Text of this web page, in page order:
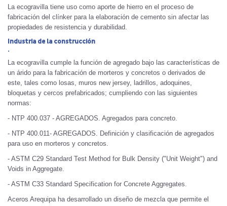
La ecogravilla tiene uso como aporte de hierro en el proceso de
fabricación del clínker para la elaboración de cemento sin afectar las
propiedades de resistencia y durabilidad.
Industria de la construcción
.
La ecogravilla cumple la función de agregado bajo las características de
un árido para la fabricación de morteros y concretos o derivados de
este, tales como losas, muros new jersey, ladrillos, adoquines,
bloquetas y cercos prefabricados; cumpliendo con las siguientes
normas:
- NTP 400.037 - AGREGADOS. Agregados para concreto.
- NTP 400.011- AGREGADOS. Definición y clasificación de agregados
para uso en morteros y concretos.
- ASTM C29 Standard Test Method for Bulk Density ("Unit Weight") and
Voids in Aggregate.
- ASTM C33 Standard Specification for Concrete Aggregates.
Aceros Arequipa ha desarrollado un diseño de mezcla que permite el